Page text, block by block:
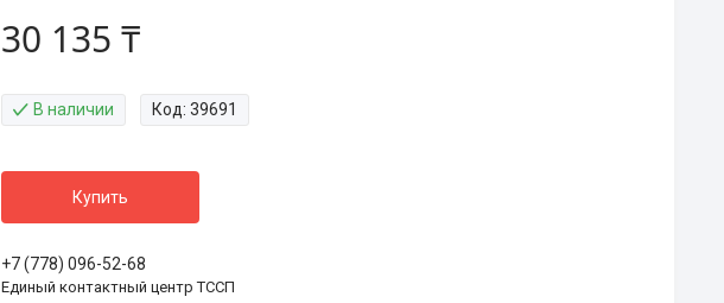
30 135 ₸
В наличии Код: 39691
Купить
+7 (778) 096-52-68
Единый контактный центр ТССП